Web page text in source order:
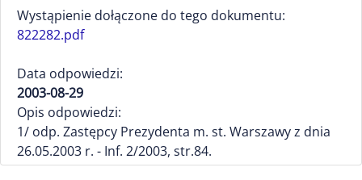
Wystąpienie dołączone do tego dokumentu:
822282.pdf
Data odpowiedzi:
2003-08-29
Opis odpowiedzi:
1/ odp. Zastępcy Prezydenta m. st. Warszawy z dnia
26.05.2003 r. - Inf. 2/2003, str.84.